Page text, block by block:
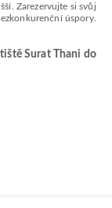
Zarezervujte si svůj
úspory.
Surat Thani do